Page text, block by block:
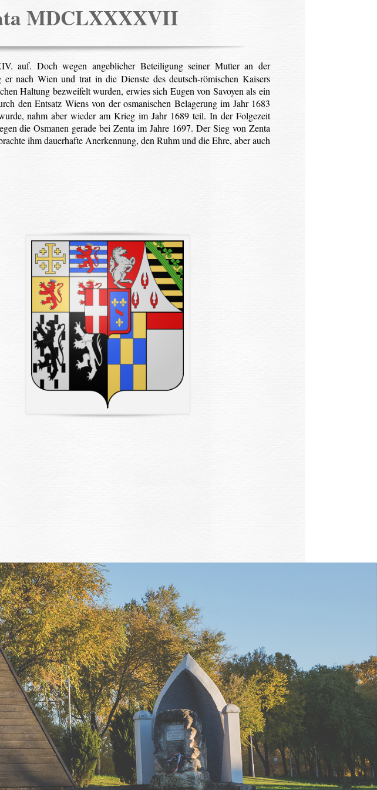
MDCLXXXXVII
auf. Doch wegen angeblicher Beteiligung seiner Mutter an der
nach Wien und trat in die Dienste des deutsch-römischen Kaisers
Haltung bezweifelt wurden, erwies sich Eugen von Savoyen als ein
den Entsatz Wiens von der osmanischen Belagerung im Jahr 1683
nahm aber wieder am Krieg im Jahr 1689 teil. In der Folgezeit
die Osmanen gerade bei Zenta im Jahre 1697. Der Sieg von Zenta
ihm dauerhafte Anerkennung, den Ruhm und die Ehre, aber auch